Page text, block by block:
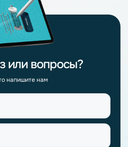
или вопросы?
напишите нам